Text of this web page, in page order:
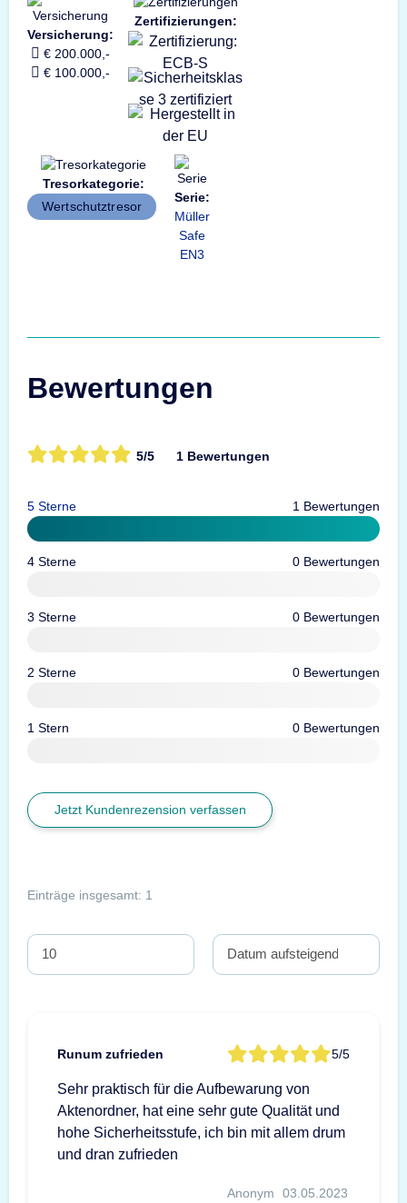
Versicherung:
€ 200.000,-
€ 100.000,-
Zertifizierungen:
Tresorkategorie:
Wertschutztresor
Serie:
Müller
Safe
EN3
Bewertungen
5/5 1 Bewertungen
5 Sterne 1 Bewertungen
4 Sterne 0 Bewertungen
3 Sterne 0 Bewertungen
2 Sterne 0 Bewertungen
1 Stern 0 Bewertungen
Jetzt Kundenrezension verfassen
Einträge insgesamt: 1
Runum zufrieden 5/5
Sehr praktisch für die Aufbewarung von
Aktenordner, hat eine sehr gute Qualität und
hohe Sicherheitsstufe, ich bin mit allem drum
und dran zufrieden
Anonym 03.05.2023